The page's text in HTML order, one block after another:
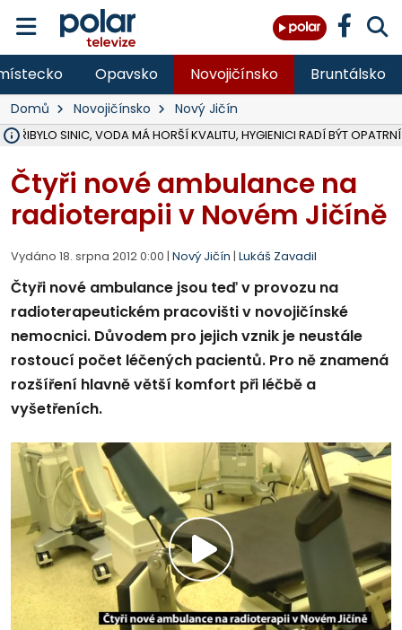
Opavsko Novojičínsko Bruntálsko
Domů Novojičínsko Nový Jičín
PŘIBYLO SINIC, VODA MÁ HORŠÍ KVALITU, HYGIENICI RADÍ BÝT OPATRNÍ
Čtyři nové ambulance na
radioterapii v Novém Jičíně
Vydáno 18. srpna 2012 0:00 | Nový Jičín | Lukáš Zavadil
Čtyři nové ambulance jsou teď v provozu na
radioterapeutickém pracovišti v novojičínské
nemocnici. Důvodem pro jejich vznik je neustále
rostoucí počet léčených pacientů. Pro ně znamená
rozšíření hlavně větší komfort při léčbě a
vyšetřeních.
Přehrát
video